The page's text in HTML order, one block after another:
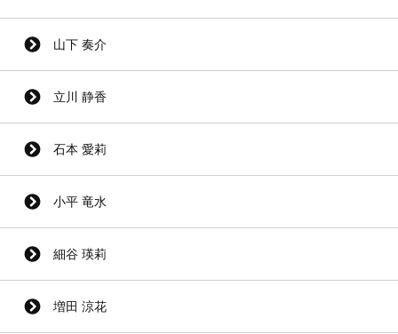
山下 奏介
立川 静香
石本 愛莉
小平 竜水
細谷 瑛莉
増田 涼花